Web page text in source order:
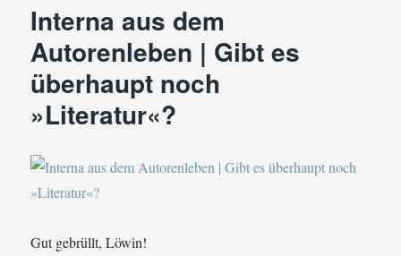
17
Mein
an
Interna aus dem
Autorenleben | Gibt es
überhaupt noch
»Literatur«?
Gut gebrüllt, Löwin!